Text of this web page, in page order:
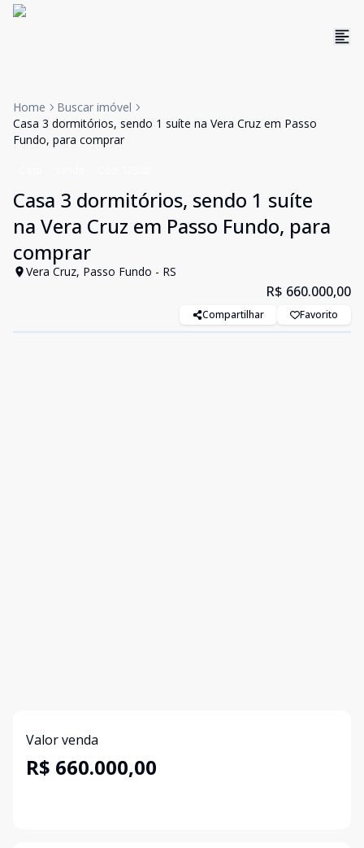
Home
Buscar imóvel
Casa 3 dormitórios, sendo 1 suíte na Vera Cruz em Passo
Fundo, para comprar
Casa 3 dormitórios, sendo 1 suíte
na Vera Cruz em Passo Fundo, para
comprar
Vera Cruz, Passo Fundo - RS
R$ 660.000,00
Compartilhar Favorito
Valor venda
R$ 660.000,00